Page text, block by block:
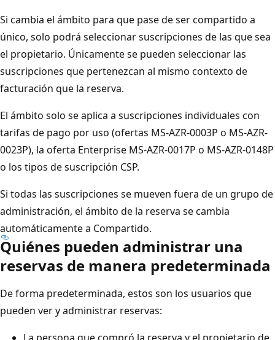
Si cambia el ámbito para que pase de ser compartido a
único, solo podrá seleccionar suscripciones de las que sea
el propietario. Únicamente se pueden seleccionar las
suscripciones que pertenezcan al mismo contexto de
facturación que la reserva.
El ámbito solo se aplica a suscripciones individuales con
tarifas de pago por uso (ofertas MS-AZR-0003P o MS-AZR-
0023P), la oferta Enterprise MS-AZR-0017P o MS-AZR-0148P
o los tipos de suscripción CSP.
Si todas las suscripciones se mueven fuera de un grupo de
administración, el ámbito de la reserva se cambia
automáticamente a Compartido.
Quiénes pueden administrar una
reservas de manera predeterminada
De forma predeterminada, estos son los usuarios que
pueden ver y administrar reservas:
La persona que compró la reserva y el propietario de